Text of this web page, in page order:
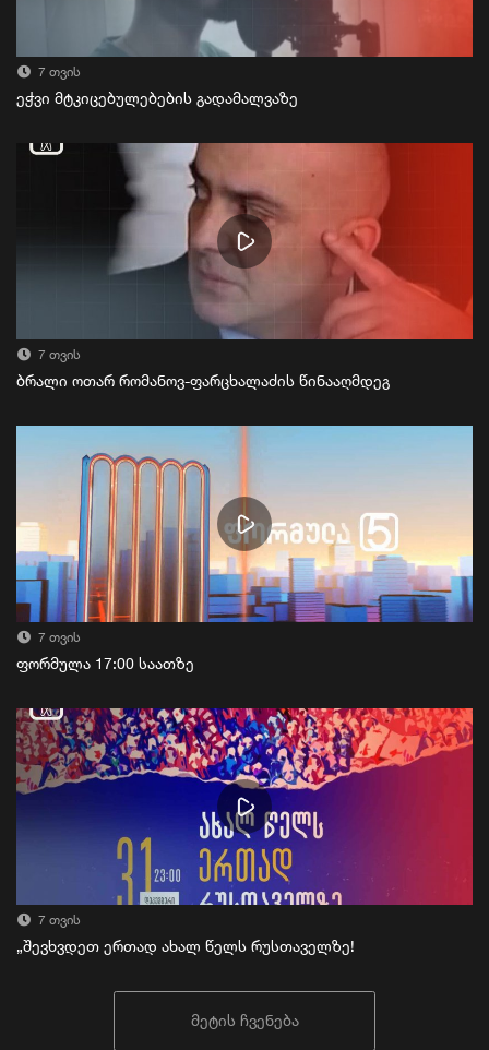
7 თვის
ეჭვი მტკიცებულებების გადამალვაზე
7 თვის
ბრალი ოთარ რომანოვ-ფარცხალაძის წინააღმდეგ
7 თვის
ფორმულა 17:00 საათზე
7 თვის
„შევხვდეთ ერთად ახალ წელს რუსთაველზე!
მეტის ჩვენება